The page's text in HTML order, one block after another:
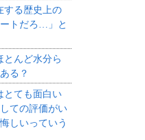
する歴史上の
トだろ…」と
とんど水分ら
る？
とても面白い
ての評価がい
しいっていう